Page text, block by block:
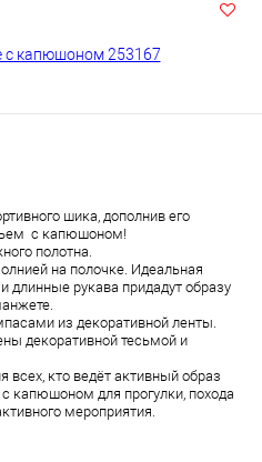
шика, дополнив его
с капюшоном!
полотна.
на полочке. Идеальная
рукава придадут образу
из декоративной ленты.
декоративной тесьмой и
всех, кто ведёт активный образ
капюшоном для прогулки, похода
мероприятия.